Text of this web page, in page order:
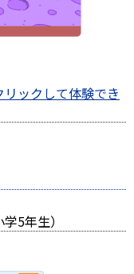
リックして体験でき
年生）